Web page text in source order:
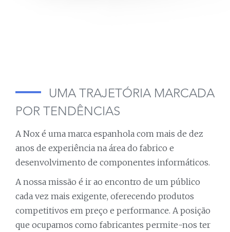
UMA TRAJETÓRIA MARCADA
POR TENDÊNCIAS
A Nox é uma marca espanhola com mais de dez
anos de experiência na área do fabrico e
desenvolvimento de componentes informáticos.
A nossa missão é ir ao encontro de um público
cada vez mais exigente, oferecendo produtos
competitivos em preço e performance. A posição
que ocupamos como fabricantes permite-nos ter